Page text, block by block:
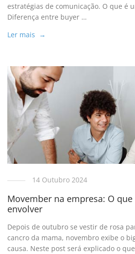
estratégias de comunicação. O que é
Diferença entre buyer …
Ler mais →
14 Outubro 2024
Movember na empresa: O que
envolver
Depois de outubro se vestir de rosa
cancro da mama, novembro exibe o
causa. Neste post será explicado o